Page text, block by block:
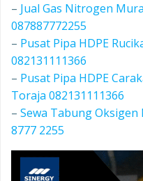
– Jual Gas Nitrogen
087887772255
– Pusat Pipa HDPE
082131111366
– Pusat Pipa HDPE
Toraja 082131111366
– Sewa Tabung Oksigen
8777 2255